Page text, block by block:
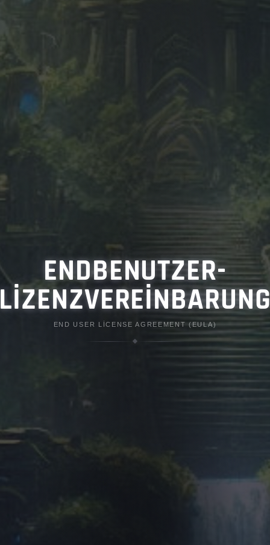
ENDBENUTZER-
END USER LICENSE AGREEMENT (EULA)